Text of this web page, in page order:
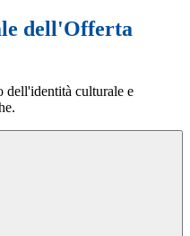
dell'Offerta
dell'identità culturale e